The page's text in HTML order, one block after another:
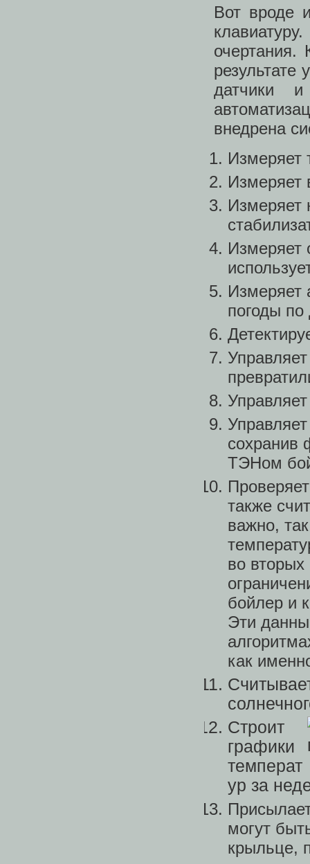
Вот вроде
очертания.
датчики
внедрена
Измеряет
Измеряет
Измеряет
Измеряет
Измеряет
погоды
сохранив
ТЭНом
также
важно,
во вторых
бойлер и
Эти
как
Строит
графики
температ
ур за
могут
крыльце,